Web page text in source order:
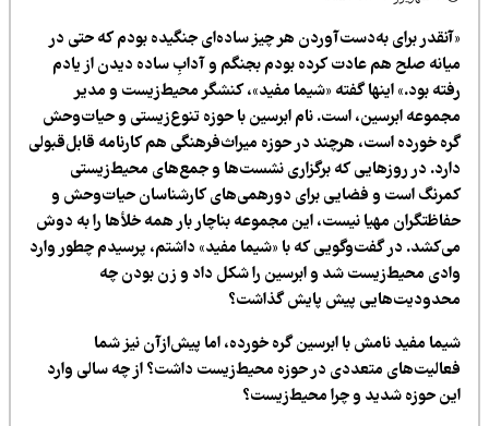
برای به‌دست‌آوردن هر چیز ساده‌ای جنگیده بودم که حتی در
صلح هم عادت کرده بودم بجنگم و آدابِ ساده دیدن از یادم
بود.» اینها گفته «شیما مفید»، کنشگر محیط‌زیست و مدیر
ابرسین، است. نام ابرسین با حوزه تنوع‌زیستی و حیات‌وحش
خورده است‌، هرچند در حوزه میراث‌فرهنگی هم کارنامه قابل‌قبولی
در روزهایی که برگزاری نشست‌‌ها و جمع‌های محیط‌‌زیستی
است و فضایی برای دورهمی‌های کارشناسان حیات‌وحش و
مهیا نیست، این مجموعه بناچار بار همه خلأها را به دوش
در گفت‌وگویی که با «شیما مفید» داشتم، پرسیدم چطور وارد
محیط‌زیست شد‌ و ابرسین را شکل داد و زن بودن چه
پیش پایش گذاشت؟
مفید نامش با ابرسین گره خورده، اما پیش‌ازآن نیز شما
متعددی در حوزه محیط‌زیست داشت؟ از چه سالی وارد
حوزه شدید و چرا محیط‌زیست؟